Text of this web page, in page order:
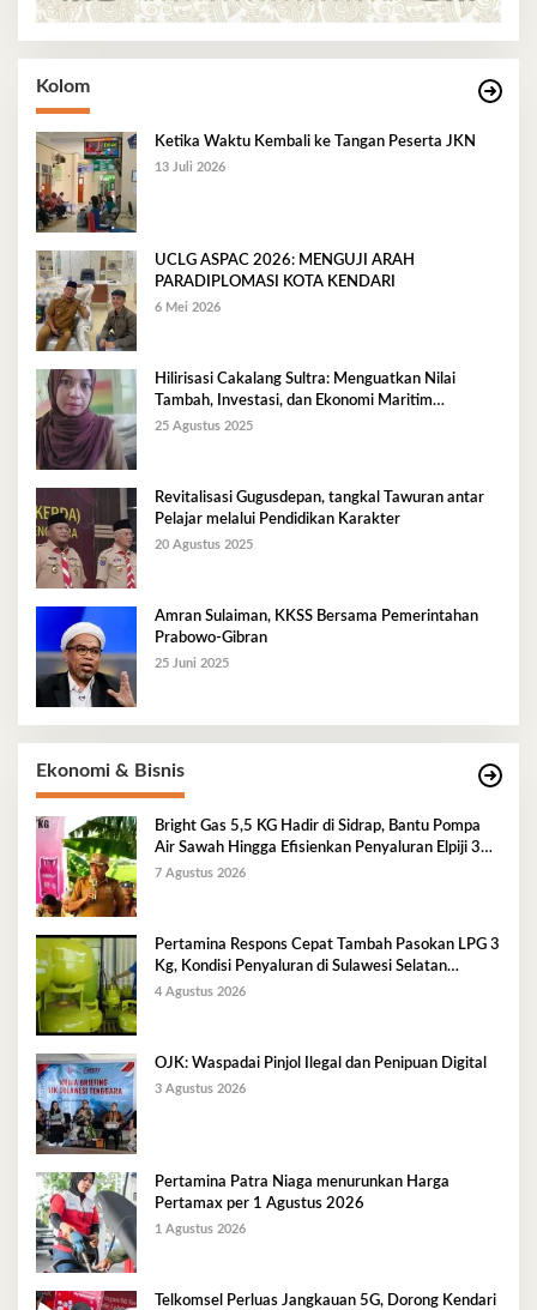
Kolom
Ketika Waktu Kembali ke Tangan Peserta JKN
13 Juli 2026
UCLG ASPAC 2026: MENGUJI ARAH
PARADIPLOMASI KOTA KENDARI
6 Mei 2026
Hilirisasi Cakalang Sultra: Menguatkan Nilai
Tambah, Investasi, dan Ekonomi Maritim
Berkelanjutan
25 Agustus 2025
Revitalisasi Gugusdepan, tangkal Tawuran antar
Pelajar melalui Pendidikan Karakter
20 Agustus 2025
Amran Sulaiman, KKSS Bersama Pemerintahan
Prabowo-Gibran
25 Juni 2025
Ekonomi & Bisnis
Bright Gas 5,5 KG Hadir di Sidrap, Bantu Pompa
Air Sawah Hingga Efisienkan Penyaluran Elpiji 3
Kg
7 Agustus 2026
Pertamina Respons Cepat Tambah Pasokan LPG 3
Kg, Kondisi Penyaluran di Sulawesi Selatan
Berlangsung Kondusif
4 Agustus 2026
OJK: Waspadai Pinjol Ilegal dan Penipuan Digital
3 Agustus 2026
Pertamina Patra Niaga menurunkan Harga
Pertamax per 1 Agustus 2026
1 Agustus 2026
Telkomsel Perluas Jangkauan 5G, Dorong Kendari